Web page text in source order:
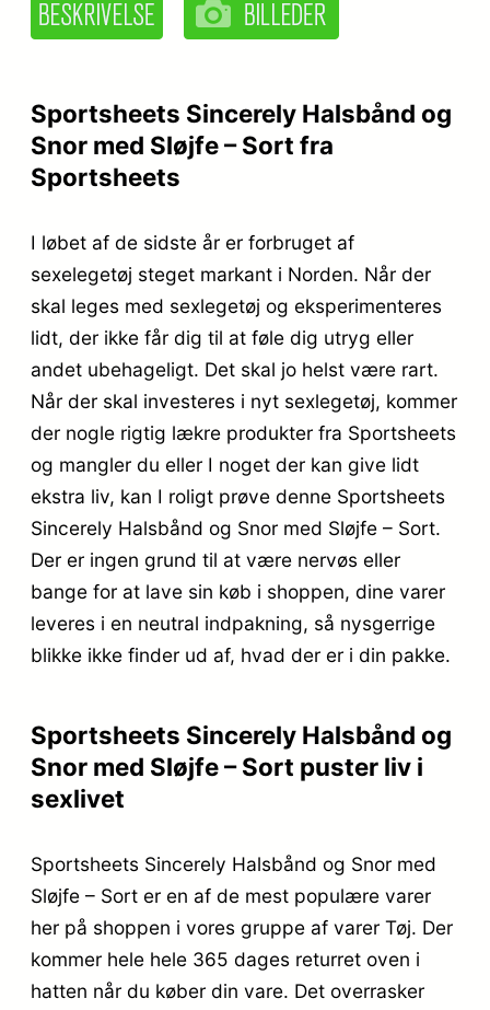
Sportsheets Sincerely Halsbånd og
Snor med Sløjfe – Sort fra
Sportsheets
I løbet af de sidste år er forbruget af
sexelegetøj steget markant i Norden. Når der
skal leges med sexlegetøj og eksperimenteres
lidt, der ikke får dig til at føle dig utryg eller
andet ubehageligt. Det skal jo helst være rart.
Når der skal investeres i nyt sexlegetøj, kommer
der nogle rigtig lækre produkter fra Sportsheets
og mangler du eller I noget der kan give lidt
ekstra liv, kan I roligt prøve denne Sportsheets
Sincerely Halsbånd og Snor med Sløjfe – Sort.
Der er ingen grund til at være nervøs eller
bange for at lave sin køb i shoppen, dine varer
leveres i en neutral indpakning, så nysgerrige
blikke ikke finder ud af, hvad der er i din pakke.
Sportsheets Sincerely Halsbånd og
Snor med Sløjfe – Sort puster liv i
sexlivet
Sportsheets Sincerely Halsbånd og Snor med
Sløjfe – Sort er en af de mest populære varer
her på shoppen i vores gruppe af varer Tøj. Der
kommer hele hele 365 dages returret oven i
hatten når du køber din vare. Det overrasker